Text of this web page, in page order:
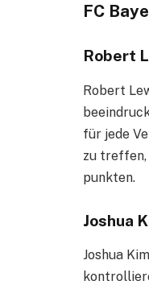
FC
Robert
Robert
für jede
zu treffen,
punkten.
Joshua
Joshua